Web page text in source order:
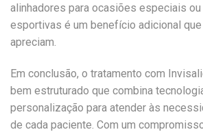
alinhadores para ocasiões especiais
esportivas é um benefício adicional
apreciam.
Em conclusão, o tratamento com
bem estruturado que combina
personalização para atender às
de cada paciente. Com um